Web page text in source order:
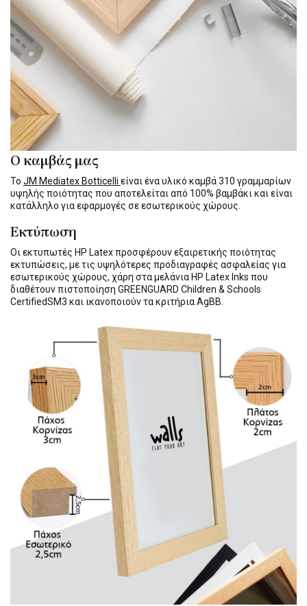
Ο καμβάς μας
Το JM Mediatex Botticelli είναι ένα υλικό καμβά 310 γραμμαρίων
υψηλής ποιότητας που αποτελείται από 100% βαμβάκι και είναι
κατάλληλο για εφαρμογές σε εσωτερικούς χώρους.
Εκτύπωση
Οι εκτυπωτές HP Latex προσφέρουν εξαιρετικής ποιότητας
εκτυπώσεις, με τις υψηλότερες προδιαγραφές ασφαλείας για
εσωτερικούς χώρους, χάρη στα μελάνια HP Latex Inks που
διαθέτουν πιστοποίηση GREENGUARD Children & Schools
CertifiedSM3 και ικανοποιούν τα κριτήρια AgBB.